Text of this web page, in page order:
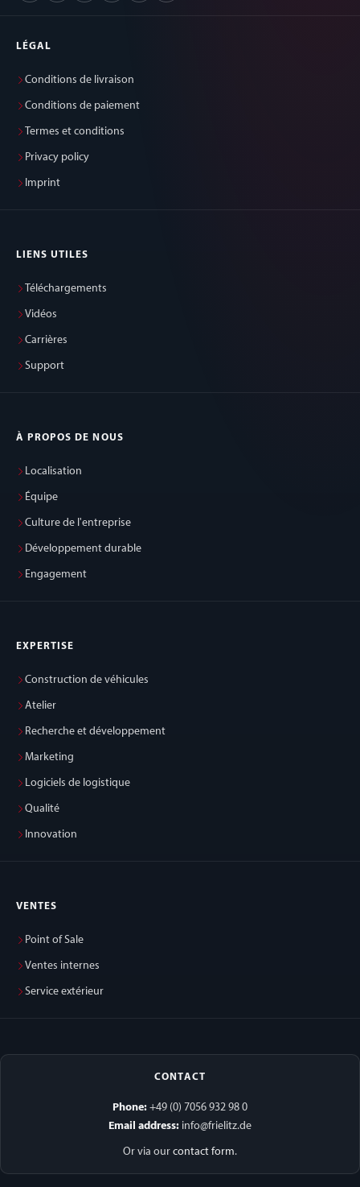
LÉGAL
Conditions de livraison
Conditions de paiement
Termes et conditions
Privacy policy
Imprint
LIENS UTILES
Téléchargements
Vidéos
Carrières
Support
À PROPOS DE NOUS
Localisation
Équipe
Culture de l'entreprise
Développement durable
Engagement
EXPERTISE
Construction de véhicules
Atelier
Recherche et développement
Marketing
Logiciels de logistique
Qualité
Innovation
VENTES
Point of Sale
Ventes internes
Service extérieur
CONTACT
Phone: +49 (0) 7056 932 98 0
Email address: info@frielitz.de
Or via our contact form.